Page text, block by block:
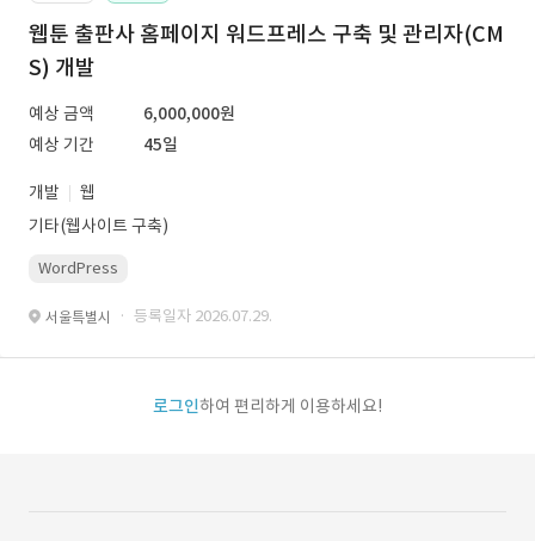
웹툰 출판사 홈페이지 워드프레스 구축 및 관리자(CM
S) 개발
예상 금액
6,000,000원
예상 기간
45일
개발
웹
기타(웹사이트 구축)
WordPress
서울특별시 · 등록일자 2026.07.29.
로그인하여 편리하게 이용하세요!